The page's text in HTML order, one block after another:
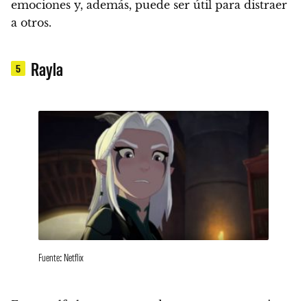
emociones y, además, puede ser útil para distraer
a otros.
5 Rayla
Fuente: Netflix